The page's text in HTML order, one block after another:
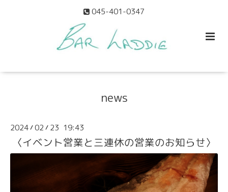
045-401-0347
news
2024/02 / 23 19:43
〈イベント営業と三連休の営業のお知らせ〉